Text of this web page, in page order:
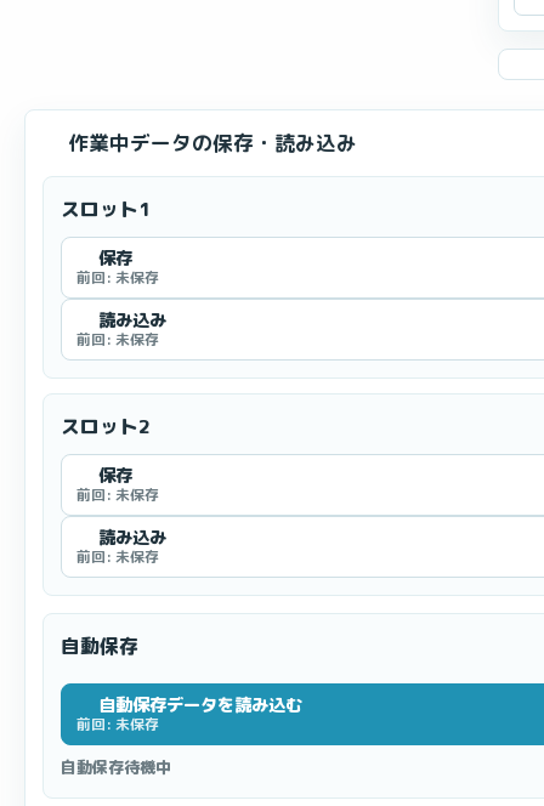
作業中データの保存・読み込み
スロット1
保存
前回: 未保存
読み込み
前回: 未保存
スロット2
保存
前回: 未保存
読み込み
前回: 未保存
自動保存
自動保存データを読み込む
前回: 未保存
自動保存待機中